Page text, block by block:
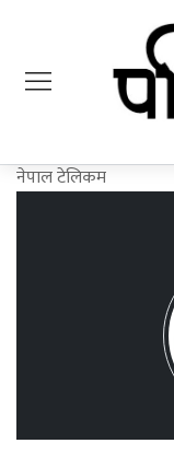
नेपाल टेलिकम